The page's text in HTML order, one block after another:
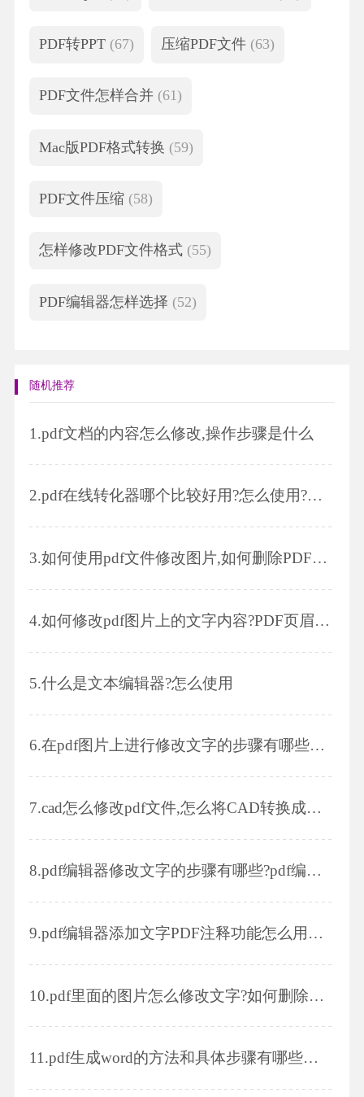
PDF转PPT (67) 压缩PDF文件 (63)
PDF文件怎样合并 (61)
Mac版PDF格式转换 (59)
PDF文件压缩 (58)
怎样修改PDF文件格式 (55)
PDF编辑器怎样选择 (52)
随机推荐
1.pdf文档的内容怎么修改,操作步骤是什么
2.pdf在线转化器哪个比较好用?怎么使用?pdf有什么优点吗?
3.如何使用pdf文件修改图片,如何删除PDF其中几页
4.如何修改pdf图片上的文字内容?PDF页眉页脚怎么设置?
5.什么是文本编辑器?怎么使用
6.在pdf图片上进行修改文字的步骤有哪些?锁定的pdf怎么编辑?
7.cad怎么修改pdf文件,怎么将CAD转换成PDF格式
8.pdf编辑器修改文字的步骤有哪些?pdf编辑器修改文件图片的步骤有哪些?
9.pdf编辑器添加文字PDF注释功能怎么用才更高效?
10.pdf里面的图片怎么修改文字?如何删除PDF文档中的图片?
11.pdf生成word的方法和具体步骤有哪些以及在转换时需要注意什么